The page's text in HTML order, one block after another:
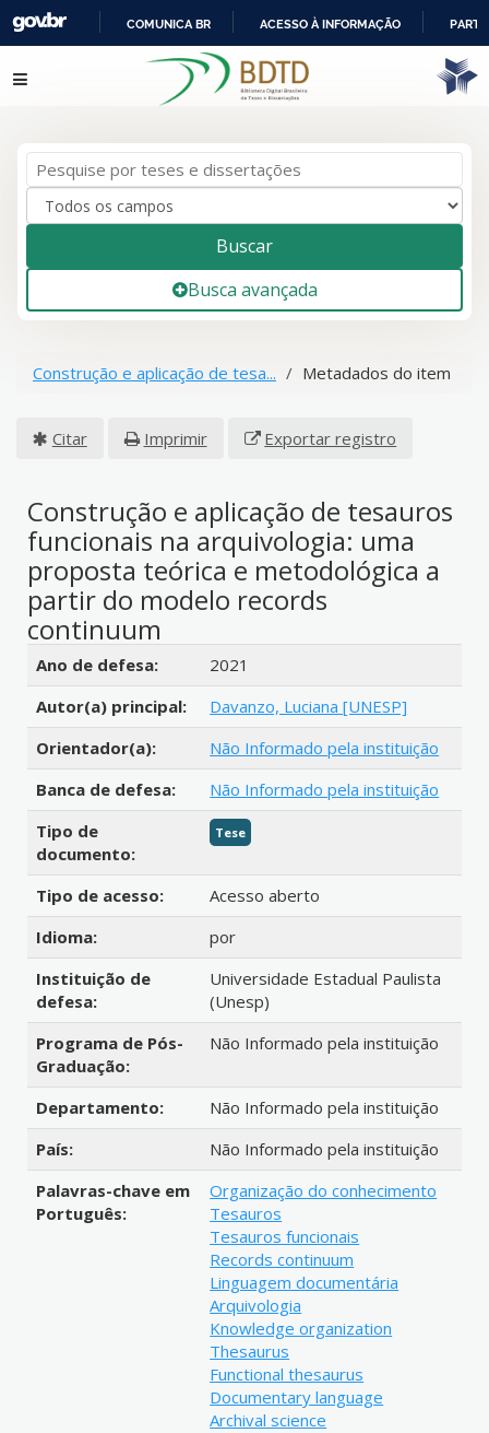
IR
PARA
COMUNICA BR ACESSO À INFORMAÇÃO
Pular para o conteúdo
Buscar
Busca avançada
Construção e aplicação de tesa... Metadados do item
Citar Imprimir Exportar registro
Construção e aplicação de tesauros
funcionais na arquivologia: uma
proposta teórica e metodológica a
partir do modelo records
continuum
Detalhes bibliográficos
Ano de defesa:
2021
Autor(a) principal:
Davanzo, Luciana [UNESP]
Orientador(a):
Não Informado pela instituição
Banca de defesa:
Não Informado pela instituição
Tipo de
documento:
Tese
Tipo de acesso:
Acesso aberto
Idioma:
por
Instituição de
defesa:
Universidade Estadual Paulista
(Unesp)
Programa de Pós-
Graduação:
Não Informado pela instituição
Departamento:
Não Informado pela instituição
País:
Não Informado pela instituição
Palavras-chave em
Português:
Organização do conhecimento
Tesauros
Tesauros funcionais
Records continuum
Linguagem documentária
Arquivologia
Knowledge organization
Thesaurus
Functional thesaurus
Documentary language
Archival science